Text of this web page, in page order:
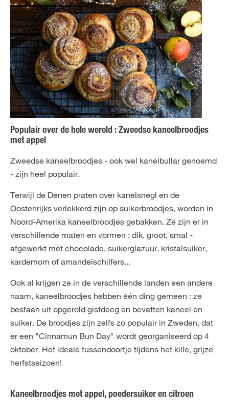
Populair over de hele wereld : Zweedse kaneelbroodjes
met appel
Zweedse kaneelbroodjes - ook wel kanelbullar genoemd
- zijn heel populair.
Terwijl de Denen praten over kanelsnegl en de
Oostenrijks verlekkerd zijn op suikerbroodjes, worden in
Noord-Amerika kaneelbroodjes gebakken. Ze zijn er in
verschillende maten en vormen : dik, groot, smal -
afgewerkt met chocolade, suikerglazuur, kristalsuiker,
kardemom of amandelschilfers...
Ook al krijgen ze in de verschillende landen een andere
naam, kaneelbroodjes hebben één ding gemeen : ze
bestaan uit opgerold gistdeeg en bevatten kaneel en
suiker. De broodjes zijn zelfs zo populair in Zweden, dat
er een "Cinnamun Bun Day" wordt georganiseerd op 4
oktober. Het ideale tussendoortje tijdens het kille, grijze
herfstseizoen!
Kaneelbroodjes met appel, poedersuiker en citroen